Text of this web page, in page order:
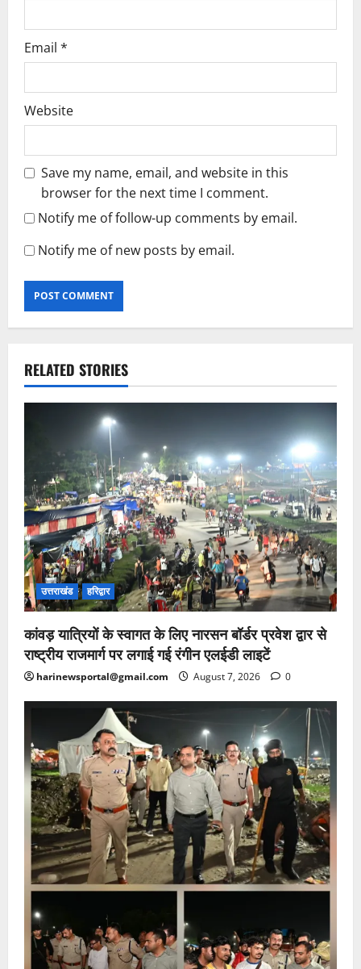
Email *
Website
Save my name, email, and website in this
browser for the next time I comment.
Notify me of follow-up comments by email.
Notify me of new posts by email.
RELATED STORIES
उत्तराखंड हरिद्वार
कांवड़ यात्रियों के स्वागत के लिए नारसन बॉर्डर प्रवेश द्वार से
राष्ट्रीय राजमार्ग पर लगाई गई रंगीन एलईडी लाइटें
harinewsportal@gmail.com August 7, 2026 0